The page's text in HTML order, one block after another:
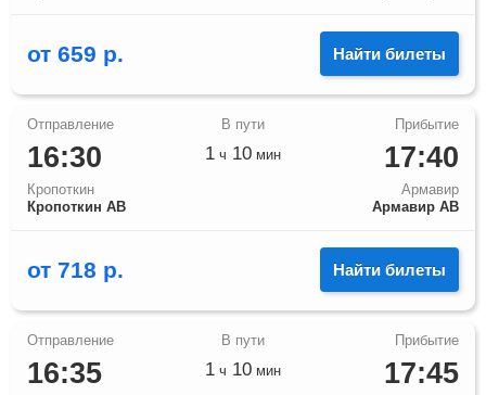
от 659 р. Найти билеты
16:30
Кропоткин
Кропоткин АВ
17:40
Армавир
Армавир АВ
1 ч 10 мин
от 718 р. Найти билеты
16:35 17:45
1 ч 10 мин